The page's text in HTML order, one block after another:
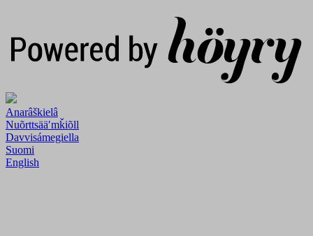
Anarâškielâ
Nuõrttsääʹmǩiõll
Davvisámegiella
Suomi
English